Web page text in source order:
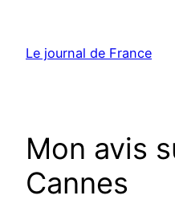
contenu
Le journal de France
Mon avis
Cannes